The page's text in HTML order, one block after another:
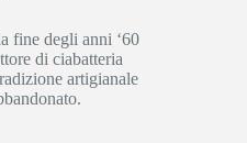
fine degli anni ‘60
di ciabatteria
artigianale